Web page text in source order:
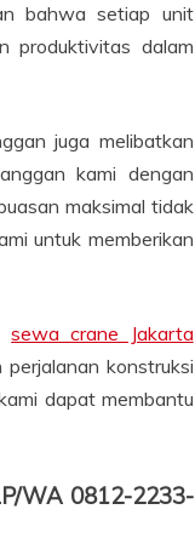
bahwa setiap unit
produktivitas dalam
juga melibatkan
kami dengan
maksimal tidak
untuk memberikan
sewa crane Jakarta
konstruksi
dapat membantu
WA 0812-2233-